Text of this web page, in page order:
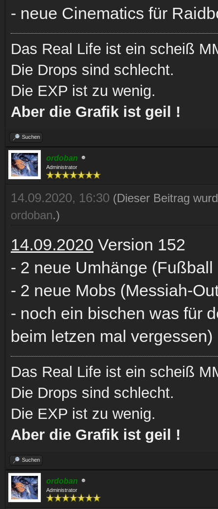
- neue Cinematics für
Das Real Life ist ein scheiß
Die Drops sind schlecht.
Die EXP ist zu wenig.
Aber die Grafik ist geil !
Suchen
ordoban
Administrator
14.09.2020, 16:30 (Dieser Beitrag
ordoban.)
14.09.2020 Version 152
- 2 neue Umhänge
- 2 neue Mobs (Messiah-
- noch ein bischen was für
beim letzen mal vergessen)
Das Real Life ist ein scheiß
Die Drops sind schlecht.
Die EXP ist zu wenig.
Aber die Grafik ist geil !
Suchen
ordoban
Administrator